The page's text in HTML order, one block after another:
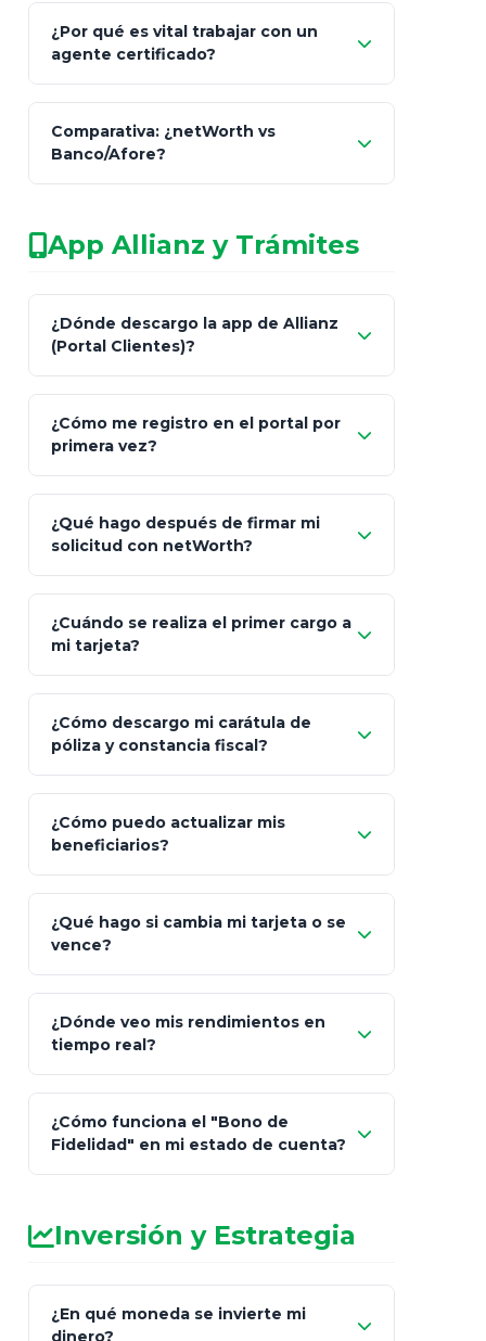
Seguros y Fianzas (CNSF)
netWorth
patrimonio con asesores informales en
redes sociales.
¿Por qué es vital trabajar con un
agente certificado?
consultor técnico
legalmente facultado
Comparativa: ¿netWorth vs
Banco/Afore?
Característica netWorth (Certificado)
Fiscalidad Estrategia Art. 151 / 93
App Allianz y Trámites
¿Dónde descargo la app de Allianz
(Portal Clientes)?
Client"
App Store (iOS) Google Play
¿Cómo me registro en el portal por
primera vez?
Bienvenida
"¿Aún no tienes cuenta?
Regístrate"
¿Qué hago después de firmar mi
solicitud con netWorth?
¿Cuándo se realiza el primer cargo a
mi tarjeta?
¿Cómo descargo mi carátula de
póliza y constancia fiscal?
"Mis Pólizas" > "Documentos"
¿Cómo puedo actualizar mis
beneficiarios?
¿Qué hago si cambia mi tarjeta o se
vence?
"Link
de Cobro Seguro"
¿Dónde veo mis rendimientos en
tiempo real?
¿Cómo funciona el "Bono de
Fidelidad" en mi estado de cuenta?
Inversión y Estrategia
¿En qué moneda se invierte mi
dinero?